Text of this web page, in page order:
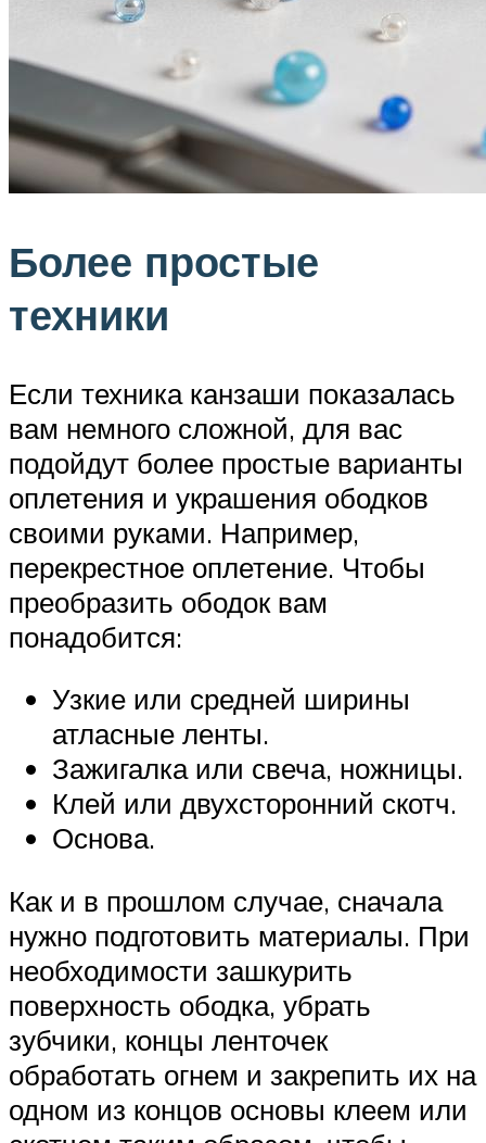
Более простые
техники
Если техника канзаши показалась
вам немного сложной, для вас
подойдут более простые варианты
оплетения и украшения ободков
своими руками. Например,
перекрестное оплетение. Чтобы
преобразить ободок вам
понадобится:
Узкие или средней ширины
атласные ленты.
Зажигалка или свеча, ножницы.
Клей или двухсторонний скотч.
Основа.
Как и в прошлом случае, сначала
нужно подготовить материалы. При
необходимости зашкурить
поверхность ободка, убрать
зубчики, концы ленточек
обработать огнем и закрепить их на
одном из концов основы клеем или